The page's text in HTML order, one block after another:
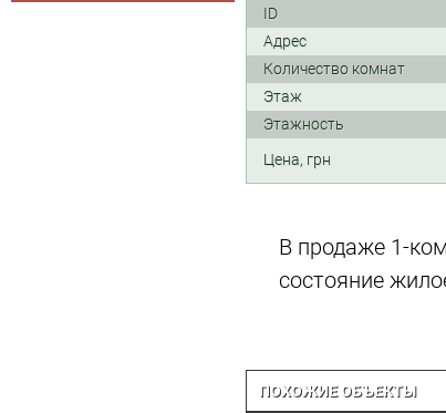
ID
Адрес
Количество комнат
Этаж
Этажность
Цена, грн
В продаже 1-
состояние
ПОХОЖИЕ ОБЪЕКТЫ